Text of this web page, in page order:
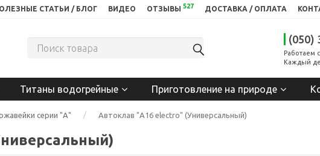
СТАТЬИ / БЛОГ ВИДЕО ОТЗЫВЫ 527 ДОСТАВКА / ОПЛАТА
(050)
Работаем
Каждый
Титаны водогрейные Приготовление на природе
серии "А" Автоклав "А16 electro" (Универсальный)